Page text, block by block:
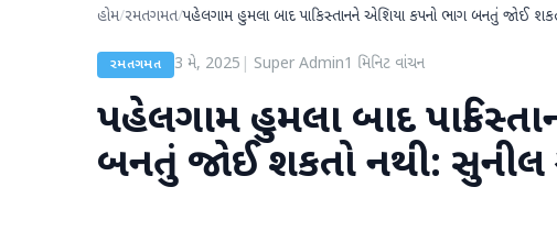
હોમ/રમતગમત/પહેલગામ હુમલા બાદ પાકિસ્તાનને એશિયા કપનો ભાગ બનતું જોઈ
રમતગમત 3 મે, 2025 Super Admin1 મિનિટ વાંચન
પહેલગામ હુમલા બાદ
બનતું જોઈ શકતો નથી: સુનીલ